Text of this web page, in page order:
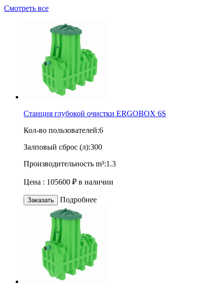
Смотреть все
Станция глубокой очистки ERGOBOX 6S
Кол-во пользователей:6
Залповый сброс (л):300
Производительность m³:1.3
Цена : 105600 ₽ в наличии
Заказать Подробнее